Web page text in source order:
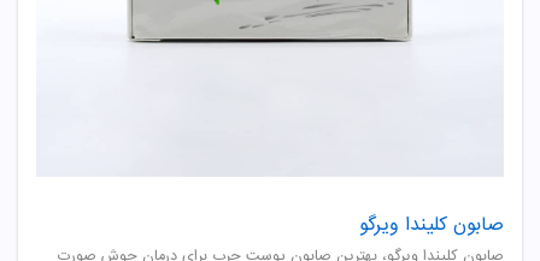
صابون کلیندا ویرگو